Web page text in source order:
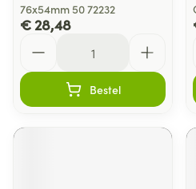
76x54mm 50 72232
€ 28,48
Bestel